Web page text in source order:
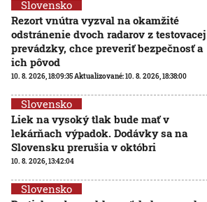
Slovensko
Rezort vnútra vyzval na okamžité
odstránenie dvoch radarov z testovacej
prevádzky, chce preveriť bezpečnosť a
ich pôvod
10. 8. 2026, 18:09:35Aktualizované:10. 8. 2026, 18:38:00
Slovensko
Liek na vysoký tlak bude mať v
lekárňach výpadok. Dodávky sa na
Slovensku prerušia v októbri
10. 8. 2026, 13:42:04
Slovensko